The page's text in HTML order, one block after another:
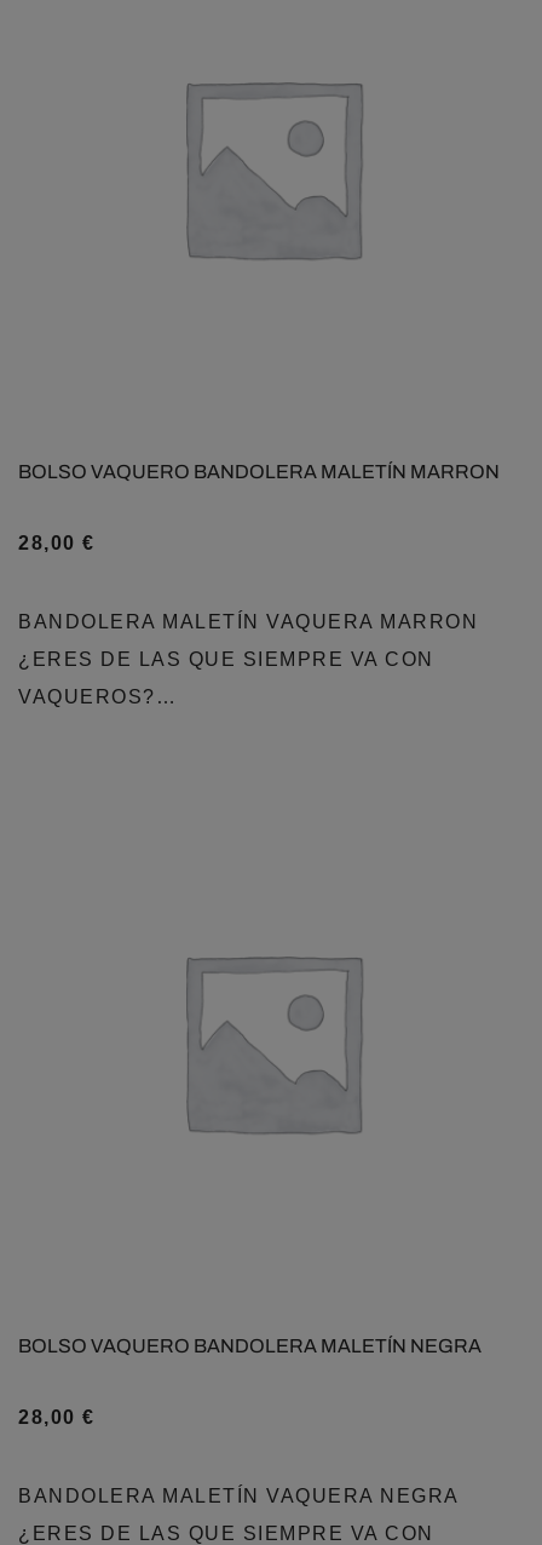
BOLSO VAQUERO BANDOLERA MALETÍN MARRON
28,00 €
BANDOLERA MALETÍN VAQUERA MARRON
¿ERES DE LAS QUE SIEMPRE VA CON
VAQUEROS?…
BOLSO VAQUERO BANDOLERA MALETÍN NEGRA
28,00 €
BANDOLERA MALETÍN VAQUERA NEGRA
¿ERES DE LAS QUE SIEMPRE VA CON